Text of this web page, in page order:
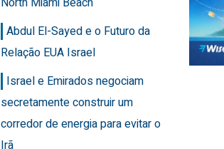
Abdul El-Sayed e o Futuro da
Relação EUA Israel
Israel e Emirados negociam
secretamente construir um
corredor de energia para evitar o
Irã